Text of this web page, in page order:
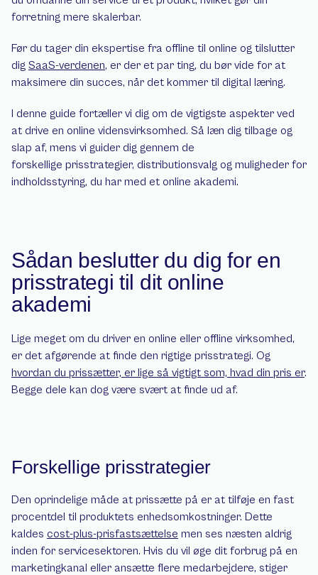
forretning mere skalerbar.
Før du tager din ekspertise fra offline til online og tilslutter
dig SaaS-verdenen, er der et par ting, du bør vide for at
maksimere din succes, når det kommer til digital læring.
I denne guide fortæller vi dig om de vigtigste aspekter ved
at drive en online vidensvirksomhed. Så læn dig tilbage og
slap af, mens vi guider dig gennem de
forskellige prisstrategier, distributionsvalg og muligheder for
indholdsstyring, du har med et online akademi.
Sådan beslutter du dig for en
prisstrategi til dit online
akademi
Lige meget om du driver en online eller offline virksomhed,
hvordan du prissætter, er lige så vigtigt som, hvad din pris er.
Begge dele kan dog være svært at finde ud af.
Forskellige prisstrategier
Den oprindelige måde at prissætte på er at tilføje en fast
procentdel til produktets enhedsomkostninger. Dette
kaldes cost-plus-prisfastsættelse men ses næsten aldrig
inden for servicesektoren. Hvis du vil øge dit forbrug på en
marketingkanal eller ansætte flere medarbejdere, stiger